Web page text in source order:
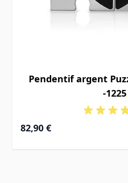
Pendentif argent
-1225
82,90 €